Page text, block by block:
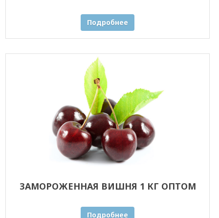
Подробнее
ЗАМОРОЖЕННАЯ ВИШНЯ 1 КГ ОПТОМ
Подробнее